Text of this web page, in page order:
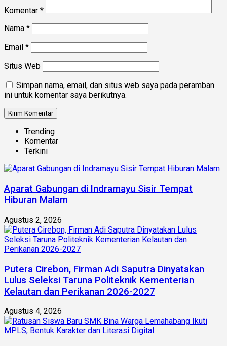
Komentar *
Nama *
Email *
Situs Web
Simpan nama, email, dan situs web saya pada peramban
ini untuk komentar saya berikutnya.
Trending
Komentar
Terkini
Aparat Gabungan di Indramayu Sisir Tempat
Hiburan Malam
Agustus 2, 2026
Putera Cirebon, Firman Adi Saputra Dinyatakan
Lulus Seleksi Taruna Politeknik Kementerian
Kelautan dan Perikanan 2026-2027
Agustus 4, 2026